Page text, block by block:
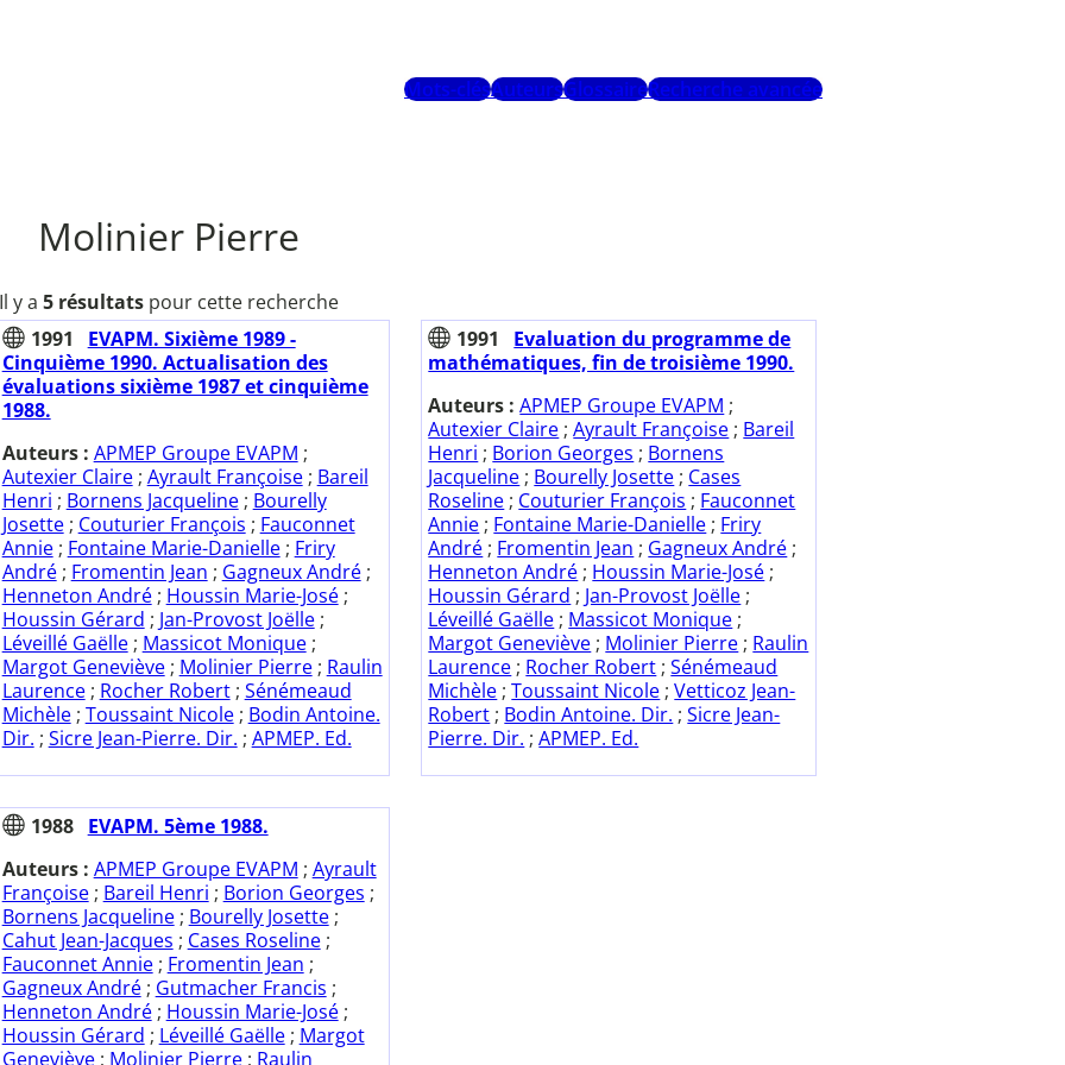
Mots-clésAuteursGlossaireRecherche avancée
Molinier Pierre
Il y a 5 résultats pour cette recherche
1991
EVAPM. Sixième 1989 -
Cinquième 1990. Actualisation des
évaluations sixième 1987 et cinquième
1988.
Auteurs : APMEP Groupe EVAPM ;
Autexier Claire; Ayrault Françoise; Bareil
Henri ; Bornens Jacqueline; Bourelly
Josette; Couturier François ; Fauconnet
Annie; Fontaine Marie-Danielle; Friry
André; Fromentin Jean ; Gagneux André;
Henneton André; Houssin Marie-José;
Houssin Gérard ; Jan-Provost Joëlle;
Léveillé Gaëlle; Massicot Monique;
Margot Geneviève; Molinier Pierre; Raulin
Laurence; Rocher Robert; Sénémeaud
Michèle; Toussaint Nicole; Bodin Antoine.
Dir. ; Sicre Jean-Pierre. Dir. ; APMEP. Ed.
1991
Evaluation du programme de
mathématiques, fin de troisième 1990.
Auteurs :APMEP Groupe EVAPM ;
Autexier Claire ;Ayrault Françoise ; Bareil
Henri ; Borion Georges ; Bornens
Jacqueline ; Bourelly Josette ; Cases
Roseline ; Couturier François ; Fauconnet
Annie ; Fontaine Marie-Danielle ; Friry
André ; Fromentin Jean ; Gagneux André ;
Henneton André ; Houssin Marie-José ;
Houssin Gérard ; Jan-Provost Joëlle ;
Léveillé Gaëlle ; Massicot Monique ;
Margot Geneviève ; Molinier Pierre ; Raulin
Laurence ; Rocher Robert ;Sénémeaud
Michèle ;Toussaint Nicole ;Vetticoz Jean-
Robert ; Bodin Antoine. Dir. ;Sicre Jean-
Pierre. Dir. ;APMEP. Ed.
1988
EVAPM. 5ème 1988.
Auteurs : APMEP Groupe EVAPM ; Ayrault
Françoise; Bareil Henri ; Borion Georges ;
Bornens Jacqueline; Bourelly Josette;
Cahut Jean-Jacques ; Cases Roseline;
Fauconnet Annie; Fromentin Jean ;
Gagneux André; Gutmacher Francis ;
Henneton André; Houssin Marie-José;
Houssin Gérard ; Léveillé Gaëlle; Margot
Geneviève; Molinier Pierre; Raulin